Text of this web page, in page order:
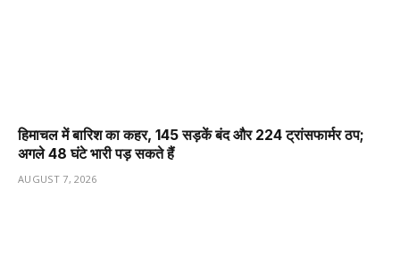
हिमाचल में बारिश का कहर, 145 सड़कें बंद और 224 ट्रांसफार्मर ठप;
अगले 48 घंटे भारी पड़ सकते हैं
AUGUST 7, 2026